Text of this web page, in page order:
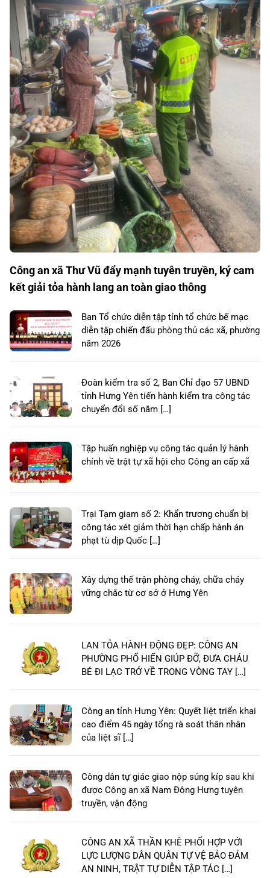
Công an xã Thư Vũ đẩy mạnh tuyên truyền, ký cam
kết giải tỏa hành lang an toàn giao thông
Ban Tổ chức diễn tập tỉnh tổ chức bế mạc
diễn tập chiến đấu phòng thủ các xã, phường
năm 2026
Đoàn kiểm tra số 2, Ban Chỉ đạo 57 UBND
tỉnh Hưng Yên tiến hành kiểm tra công tác
chuyển đổi số năm […]
Tập huấn nghiệp vụ công tác quản lý hành
chính về trật tự xã hội cho Công an cấp xã
Trại Tạm giam số 2: Khẩn trương chuẩn bị
công tác xét giảm thời hạn chấp hành án
phạt tù dịp Quốc […]
Xây dựng thế trận phòng cháy, chữa cháy
vững chắc từ cơ sở ở Hưng Yên
LAN TỎA HÀNH ĐỘNG ĐẸP: CÔNG AN
PHƯỜNG PHỐ HIẾN GIÚP ĐỠ, ĐƯA CHÁU
BÉ ĐI LẠC TRỞ VỀ TRONG VÒNG TAY […]
Công an tỉnh Hưng Yên: Quyết liệt triển khai
cao điểm 45 ngày tổng rà soát thân nhân
của liệt sĩ […]
Công dân tự giác giao nộp súng kíp sau khi
được Công an xã Nam Đông Hưng tuyên
truyền, vận động
CÔNG AN XÃ THẦN KHÊ PHỐI HỢP VỚI
LỰC LƯỢNG DÂN QUÂN TỰ VỆ BẢO ĐẢM
AN NINH, TRẬT TỰ DIỄN TẬP TÁC […]